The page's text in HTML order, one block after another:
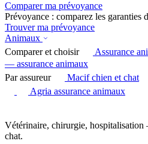
Comparer ma prévoyance
Prévoyance : comparez les garanties
Trouver ma prévoyance
Animaux
Comparer et choisir
Assurance
— assurance animaux
Par assureur
Macif chien et chat
Agria assurance animaux
Vétérinaire, chirurgie,
chat.